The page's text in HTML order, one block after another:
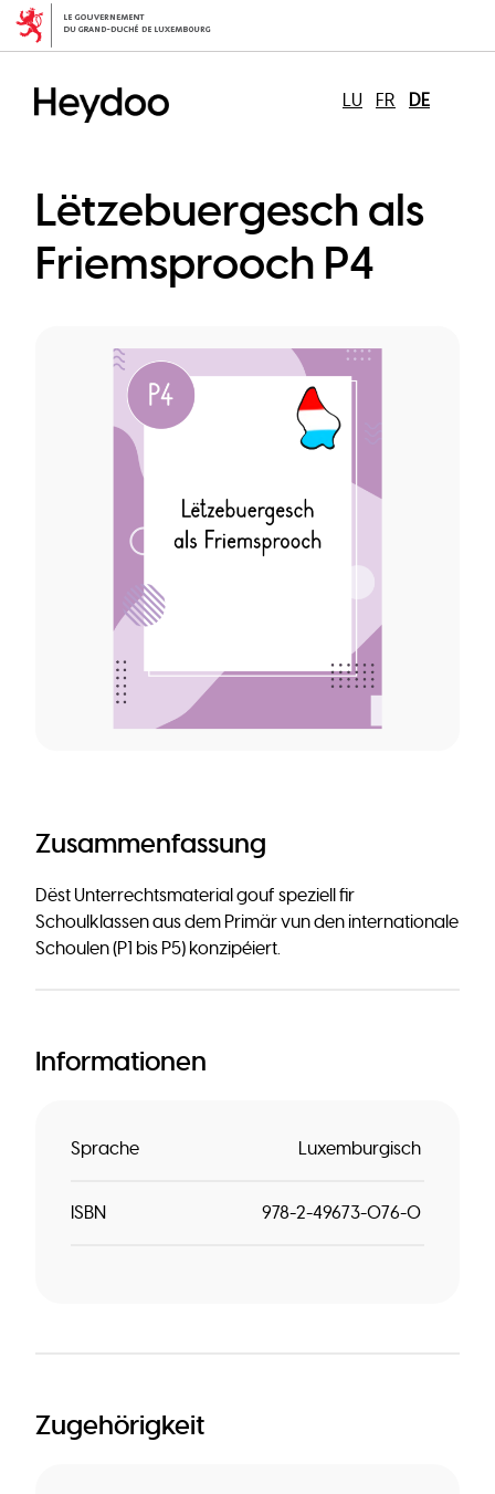
Direkt
zum
LU
FR DE
Lëtzebuergesch als
Friemsprooch P4
Zusammenfassung
Dëst Unterrechtsmaterial gouf speziell fir
Schoulklassen aus dem Primär vun den internationale
Schoulen (P1 bis P5) konzipéiert.
Informationen
Sprache Luxemburgisch
ISBN 978-2-49673-076-0
Zugehörigkeit